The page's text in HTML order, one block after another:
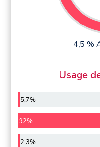
4,5 %
Usage
5,7%
92%
2,3%